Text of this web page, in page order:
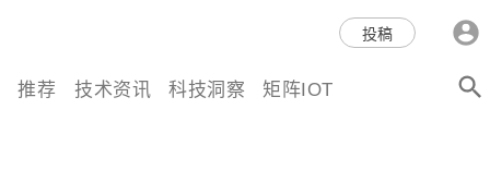
科技互联网,科技,资讯,动态,洞
察,量子,计算,AI,人工智能,机器
投稿
推荐 技术资讯 科技洞察 矩阵IOT